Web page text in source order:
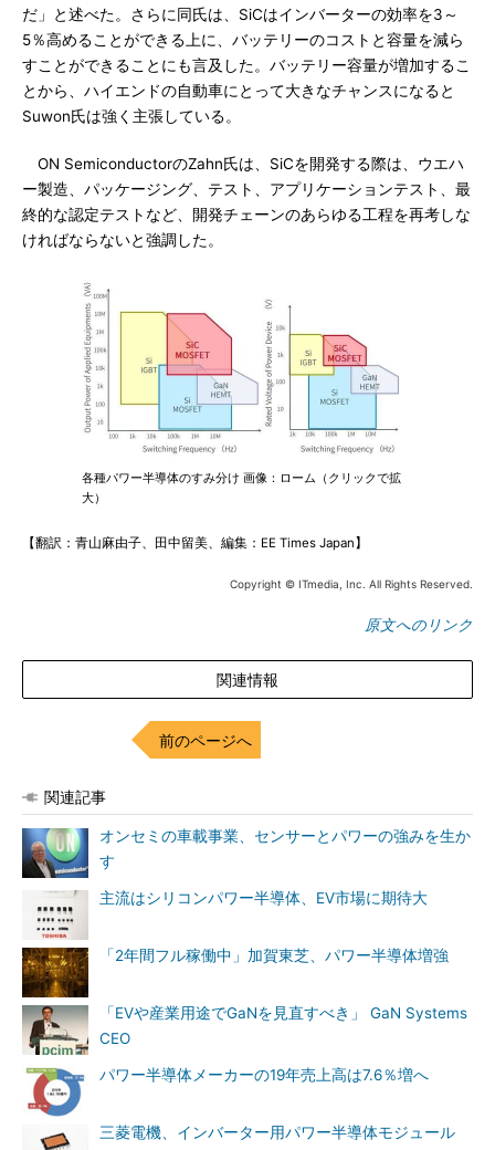
だ」と述べた。さらに同氏は、SiCはインバーターの効率を3～
5％高めることができる上に、バッテリーのコストと容量を減ら
すことができることにも言及した。バッテリー容量が増加するこ
とから、ハイエンドの自動車にとって大きなチャンスになると
Suwon氏は強く主張している。
ON SemiconductorのZahn氏は、SiCを開発する際は、ウエハ
ー製造、パッケージング、テスト、アプリケーションテスト、最
終的な認定テストなど、開発チェーンのあらゆる工程を再考しな
ければならないと強調した。
各種パワー半導体のすみ分け 画像：ローム（クリックで拡
大）
【翻訳：青山麻由子、田中留美、編集：EE Times Japan】
Copyright © ITmedia, Inc. All Rights Reserved.
原文へのリンク
関連情報
前のページへ
関連記事
オンセミの車載事業、センサーとパワーの強みを生か
す
主流はシリコンパワー半導体、EV市場に期待大
「2年間フル稼働中」加賀東芝、パワー半導体増強
「EVや産業用途でGaNを見直すべき」 GaN Systems
CEO
パワー半導体メーカーの19年売上高は7.6％増へ
三菱電機、インバーター用パワー半導体モジュール